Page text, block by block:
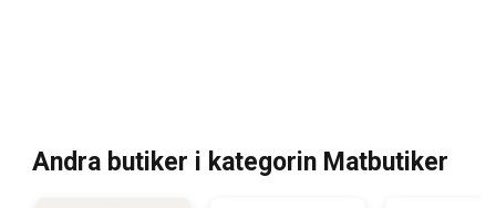
Andra butiker i kategorin Matbutiker